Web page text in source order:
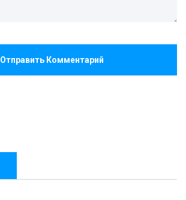
Отправить Комментарий